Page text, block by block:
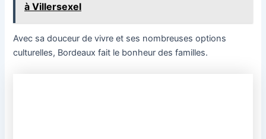
à Villersexel
Avec sa douceur de vivre et ses nombreuses options
culturelles, Bordeaux fait le bonheur des familles.